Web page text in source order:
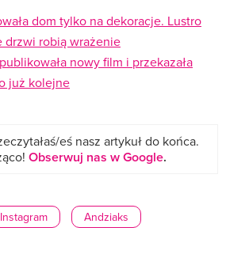
dom tylko na dekoracje. Lustro
robią wrażenie
nowy film i przekazała
już kolejne
eś nasz artykuł do końca.
Obserwuj nas w Google.
Instagram Andziaks